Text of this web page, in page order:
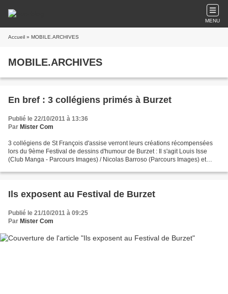
MENU
Accueil » MOBILE.ARCHIVES
MOBILE.ARCHIVES
En bref : 3 collégiens primés à Burzet
Publié le 22/10/2011 à 13:36
Par Mister Com
3 collégiens de St François d'assise verront leurs créations récompensées
lors du 9ème Festival de dessins d'humour de Burzet : Il s'agit Louis Isse
(Club Manga - Parcours Images) / Nicolas Barroso (Parcours Images) et
Ils exposent au Festival de Burzet
Publié le 21/10/2011 à 09:25
Par Mister Com